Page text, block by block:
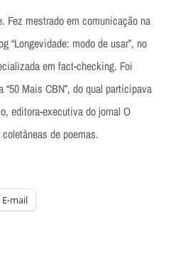
Fez mestrado em comunicação na
“Longevidade: modo de usar”, no
em fact-checking. Foi
Mais CBN”, do qual participava
editora-executiva do jornal O
de poemas.
E-mail